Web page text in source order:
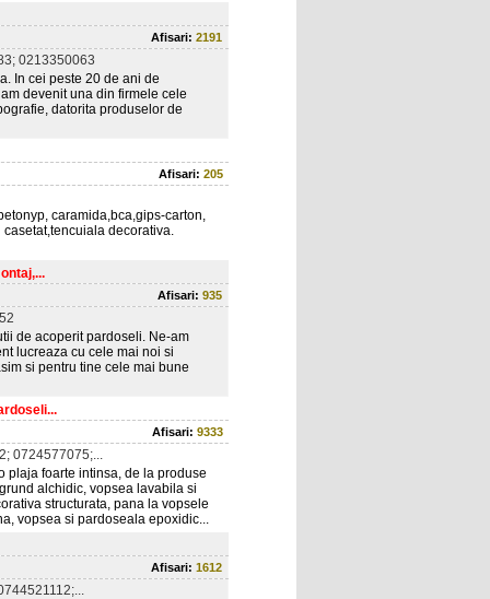
Afisari: 2191
0213350063
In cei peste 20 de ani de
devenit una din firmele cele
datorita produselor de
Afisari: 205
caramida,bca,gips-carton,
decorativa.
Afisari: 935
de acoperit pardoseli. Ne-am
lucreaza cu cele mai noi si
si pentru tine cele mai bune
Afisari: 9333
0724577075;...
foarte intinsa, de la produse
alchidic, vopsea lavabila si
structurata, pana la vopsele
vopsea si pardoseala epoxidic...
Afisari: 1612